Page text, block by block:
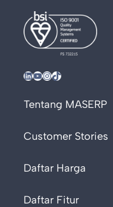
LinkedIn YouTube InstagramTikTok
Tentang MASERP
Customer Stories
Daftar Harga
Daftar Fitur